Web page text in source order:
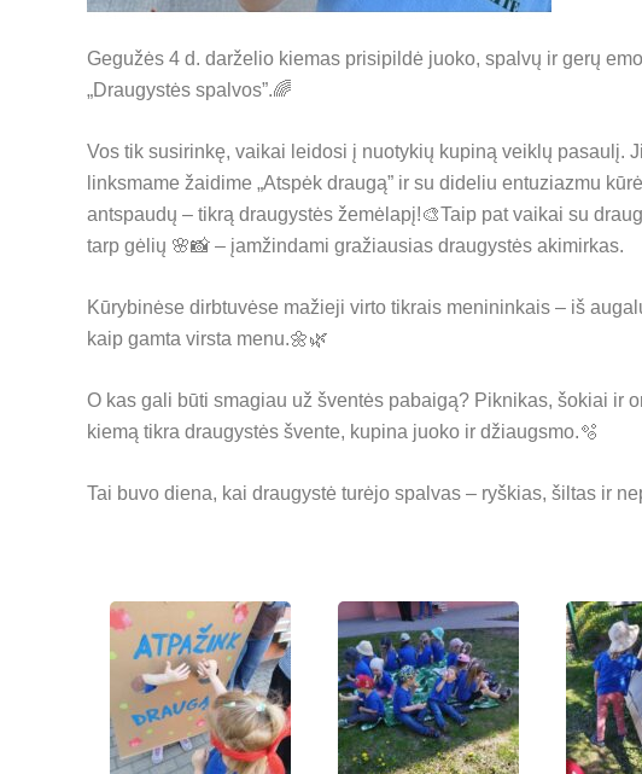
Gegužės 4 d. darželio kiemas prisipildė juoko, spalvų ir gerų
„Draugystės spalvos”.🌈
Vos tik susirinkę, vaikai leidosi į nuotykių kupiną veiklų pasaulį.
linksmame žaidime „Atspėk draugą” ir su dideliu entuziazmu
antspaudų – tikrą draugystės žemėlapį!🎨Taip pat vaikai su
tarp gėlių 🌸📸 – įamžindami gražiausias draugystės akimirkas.
Kūrybinėse dirbtuvėse mažieji virto tikrais menininkais – iš
kaip gamta virsta menu.🌼🌿
O kas gali būti smagiau už šventės pabaigą? Piknikas, šokiai ir
kiemą tikra draugystės švente, kupina juoko ir džiaugsmo.🫧
Tai buvo diena, kai draugystė turėjo spalvas – ryškias, šiltas ir